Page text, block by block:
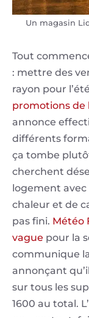
Un magasin
Tout
: mettre des
rayon pour
promotions de
annonce
différents
ça tombe
cherchent
logement
chaleur et de
pas fini. Météo
vague pour la
communique
annonçant
sur tous les
1600 au total.